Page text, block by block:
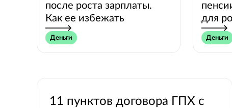
после роста зарплаты.
Как ее избежать
Деньги
для
Деньги
11 пунктов договора ГПХ с